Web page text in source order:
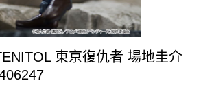
東京復仇者 場地圭介